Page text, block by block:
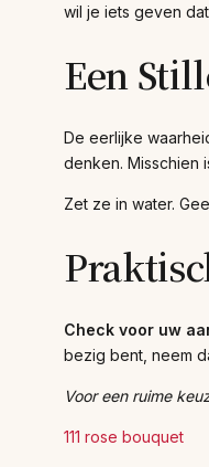
wil je iets geven
Een
De eerlijke
denken. Misschien
Zet ze in water.
Check voor uw
bezig bent, neem
Voor een ruime
111 rose bouquet